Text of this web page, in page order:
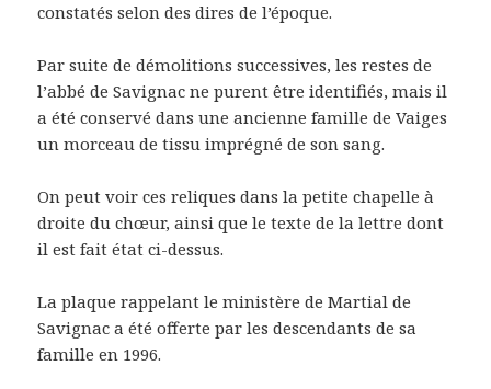
constatés selon des dires de l’époque.
Par suite de démolitions successives, les restes de
l’abbé de Savignac ne purent être identifiés, mais il
a été conservé dans une ancienne famille de Vaiges
un morceau de tissu imprégné de son sang.
On peut voir ces reliques dans la petite chapelle à
droite du chœur, ainsi que le texte de la lettre dont
il est fait état ci-dessus.
La plaque rappelant le ministère de Martial de
Savignac a été offerte par les descendants de sa
famille en 1996.